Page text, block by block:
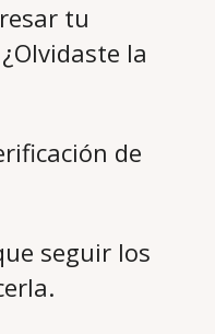
tu
la
de
seguir los